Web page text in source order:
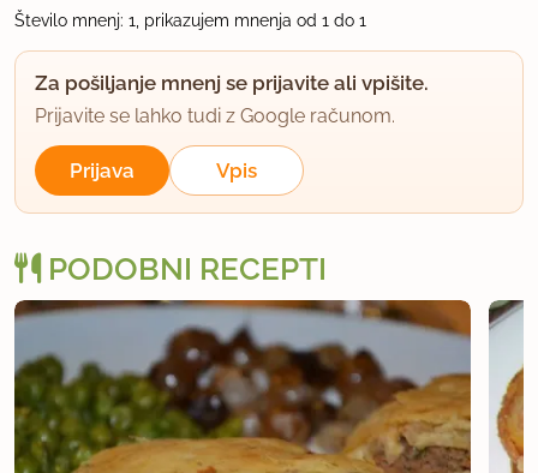
Število mnenj: 1, prikazujem mnenja od 1 do 1
Za pošiljanje mnenj se prijavite ali vpišite.
Prijavite se lahko tudi z Google računom.
Prijava Vpis
PODOBNI RECEPTI